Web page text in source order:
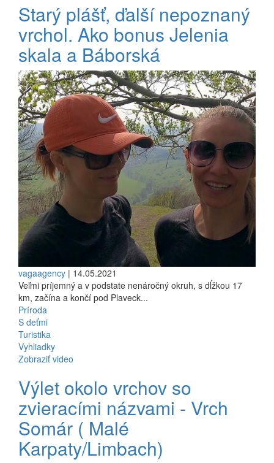
Starý plášť, ďalší nepoznaný
vrchol. Ako bonus Jelenia
skala a Báborská
vagaagency | 14.05.2021
Veľmi príjemný a v podstate nenáročný okruh, s dĺžkou 17
km, začína a končí pod Plaveck...
Príroda
S deťmi
Turistika
Vyhliadky
Zobraziť video
Výlet okolo vrchov so
zvieracími názvami - Vrch
Somár ( Malé
Karpaty/Limbach)